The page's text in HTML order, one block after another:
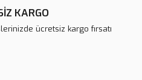
KARGO
ücretsiz kargo fırsatı